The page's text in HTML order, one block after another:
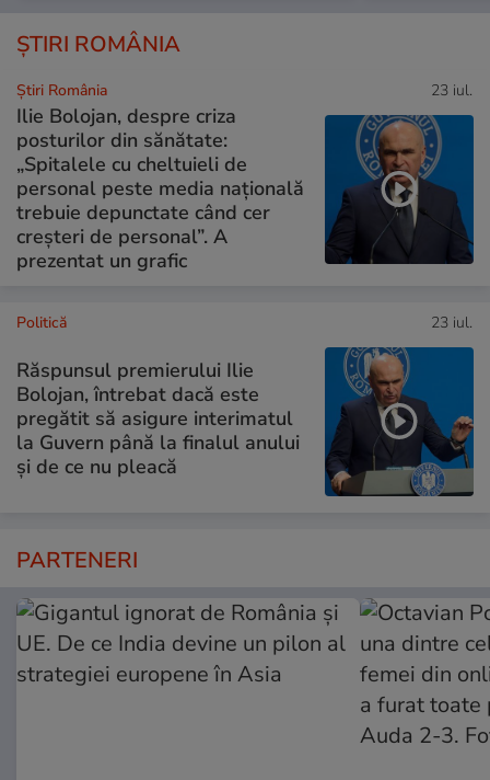
ȘTIRI ROMÂNIA
Știri România 23 iul.
Ilie Bolojan, despre criza
posturilor din sănătate:
„Spitalele cu cheltuieli de
personal peste media națională
trebuie depunctate când cer
creșteri de personal”. A
prezentat un grafic
Politică 23 iul.
Răspunsul premierului Ilie
Bolojan, întrebat dacă este
pregătit să asigure interimatul
la Guvern până la finalul anului
și de ce nu pleacă
PARTENERI